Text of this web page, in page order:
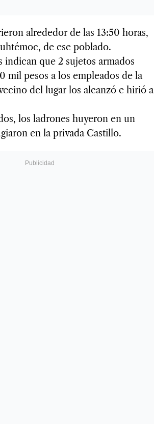
alrededor de las 13:50 horas,
de ese poblado.
indican que 2 sujetos armados
mil pesos a los empleados de la
del lugar los alcanzó e hirió a
los ladrones huyeron en un
en la privada Castillo.